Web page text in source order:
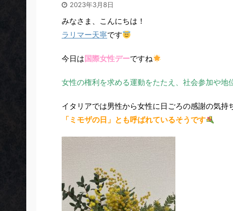
2023年3月8日
みなさま、こんにちは！
ラリマー天寧です
今日は国際女性デーですね
女性の権利を求める運動をたたえ、社会参加や地
イタリアでは男性から女性に日ごろの感謝の気
「ミモザの日」とも呼ばれているそうです